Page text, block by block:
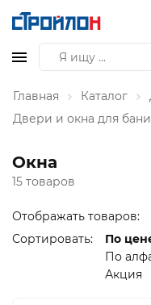
Главная Каталог
Двери и окна для бани
Окна
15 товаров
Отображать товаров:
Сортировать:
По
По
Акция